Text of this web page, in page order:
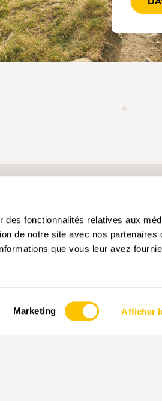
fonctionnalités relatives aux
de notre site avec nos partenaires
que vous leur avez
Marketing Afficher
spécialisées Réseau des
d'utilisateur et obtenir des
un compte d'utilisateur.